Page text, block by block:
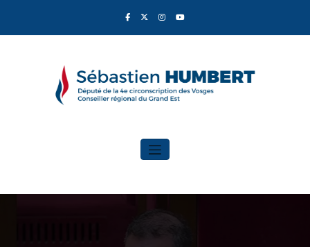
contenu
Sébastien Humbert